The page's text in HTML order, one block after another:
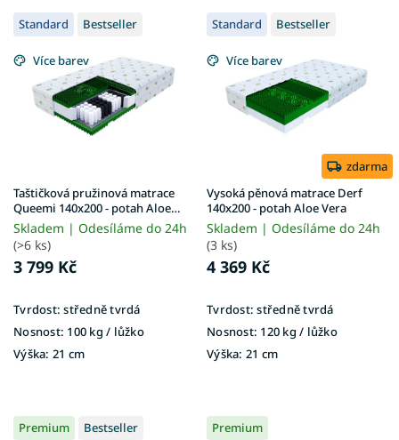
V
ý
p
i
u
k
t
ů
Standard Bestseller
Více barev
Taštičková pružinová matrace
Queemi 140x200 - potah Aloe
Vera
Skladem | Odesíláme do 24h
(>6 ks)
3 799 Kč
Tvrdost: středně tvrdá
Nosnost: 100 kg ​​​​​/ lůžko
Výška: 21 cm
Standard Bestseller
Více barev
zdarma
Vysoká pěnová matrace Derf
140x200 - potah Aloe Vera
Skladem | Odesíláme do 24h
(3 ks)
4 369 Kč
Tvrdost: středně tvrdá
Nosnost: 120 kg ​​​​​/ lůžko
Výška: 21 cm
Premium Bestseller Premium